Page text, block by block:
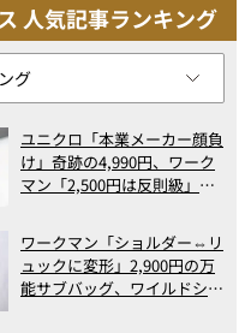
人気記事ランキング
ユニクロ「本業メーカー顔負
け」奇跡の4,990円、ワーク
マン「2,500円は反則級」凄
ト3】（2026年6月版）
ワークマン「ショルダー⇔リ
ュックに変形」2,900円の万
能サブバッグ、ワイルドシン